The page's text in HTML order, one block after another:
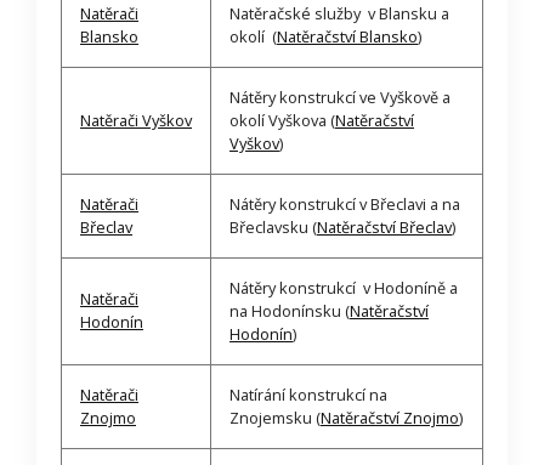
Natěrači
Blansko
Natěračské služby v Blansku a
okolí (Natěračství Blansko)
Natěrači Vyškov
Nátěry konstrukcí ve Vyškově a
okolí Vyškova (Natěračství
Vyškov)
Natěrači
Břeclav
Nátěry konstrukcí v Břeclavi a na
Břeclavsku (Natěračství Břeclav)
Natěrači
Hodonín
Nátěry konstrukcí v Hodoníně a
na Hodonínsku (Natěračství
Hodonín)
Natěrači
Znojmo
Natírání konstrukcí na
Znojemsku (Natěračství Znojmo)